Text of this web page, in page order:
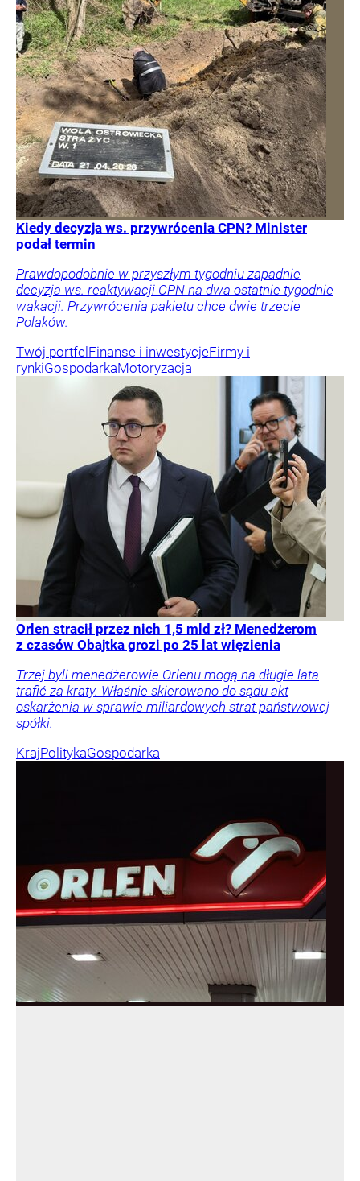
Kiedy decyzja ws. przywrócenia CPN? Minister
podał termin
Prawdopodobnie w przyszłym tygodniu zapadnie
decyzja ws. reaktywacji CPN na dwa ostatnie tygodnie
wakacji. Przywrócenia pakietu chce dwie trzecie
Polaków.
Twój portfel Finanse i inwestycjeFirmy i
rynkiGospodarkaMotoryzacja
Orlen stracił przez nich 1,5 mld zł? Menedżerom
z czasów Obajtka grozi po 25 lat więzienia
Trzej byli menedżerowie Orlenu mogą na długie lata
trafić za kraty. Właśnie skierowano do sądu akt
oskarżenia w sprawie miliardowych strat państwowej
spółki.
KrajPolitykaGospodarka